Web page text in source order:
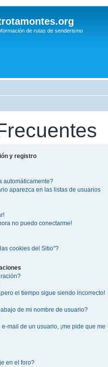
de rutas de senderismo
y registro
automáticamente?
aparezca en las listas de usuarios
no puedo conectarme!
cookies del Sitio"?
el tiempo sigue siendo incorrecto!
de mi nombre de usuario?
mail de un usuario, ¡me pide que me
en el foro?